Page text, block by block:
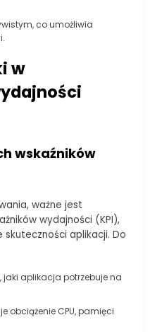
co umożliwia
w
wskaźników
ważne jest
wydajności (KPI),
aplikacji. Do
jaki aplikacja potrzebuje na
obciążenie CPU, pamięci